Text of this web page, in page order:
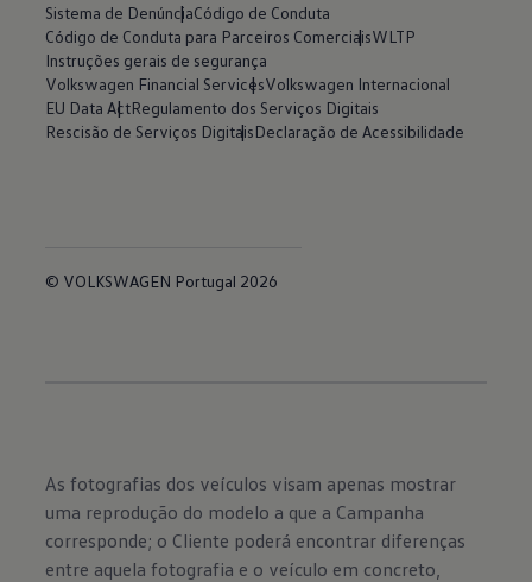
Sistema de DenúnciaCódigo de Conduta
Código de Conduta para Parceiros ComerciaisWLTP
Instruções gerais de segurança
Volkswagen Financial ServicesVolkswagen Internacional
EU Data ActRegulamento dos Serviços Digitais
Rescisão de Serviços DigitaisDeclaração de Acessibilidade
© VOLKSWAGEN Portugal 2026
As fotografias dos veículos visam apenas mostrar
uma reprodução do modelo a que a Campanha
corresponde; o Cliente poderá encontrar diferenças
entre aquela fotografia e o veículo em concreto,